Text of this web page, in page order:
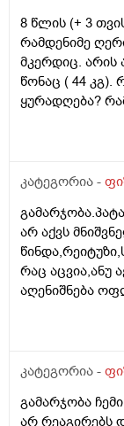
8 წლის (+ 3
რამდენიმე
მკერდიც. არის
წონაც ( 44 კგ).
ყურადღება?
კატეგორია -
არ აქვს
რაც აცვია,ანუ
აღენიშნება
კატეგორია -
გამარჯობა
არ რეაგირებს